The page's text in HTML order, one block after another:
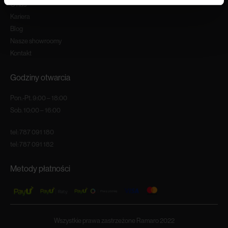
O nas
Kariera
Blog
Nasze showroomy
Kontakt
Godziny otwarcia
Pon.-Pt. 9:00 – 18:00
Sob. 10:00 – 16:00
tel: 787 091 180
tel: 787 091 182
Metody płatności
Wszystkie prawa zastrzeżone Ramaro 2022